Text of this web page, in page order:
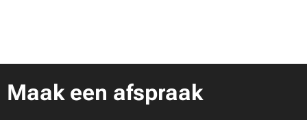
Maak een afspraak